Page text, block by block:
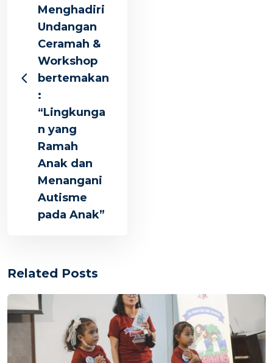
Menghadiri
Undangan
Ceramah &
Workshop
bertemakan
:
“Lingkunga
n yang
Ramah
Anak dan
Menangani
Autisme
pada Anak”
Related Posts